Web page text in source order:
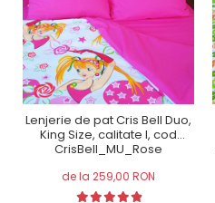
Lenjerie de pat Cris Bell Duo,
King Size, calitate I, cod
CrisBell_MU_Rose
de la 259,00 RON